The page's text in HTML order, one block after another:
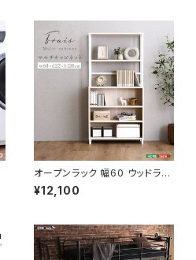
オープンラック 幅60 ウッドラッ
ク ラック シェルフ 収納棚 マル
チキャビネット ディスプレイラッ
¥12,100